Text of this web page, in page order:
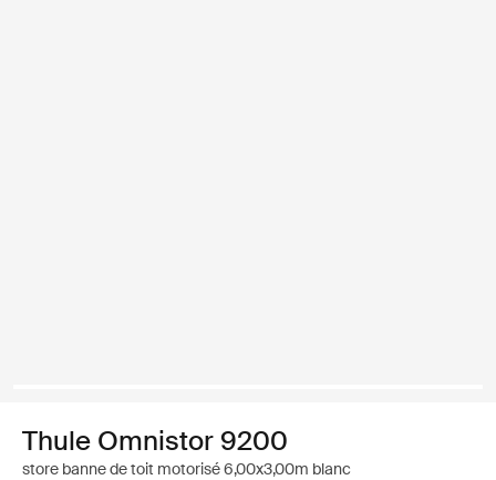
Thule Omnistor 9200
store banne de toit motorisé 6,00x3,00m blanc